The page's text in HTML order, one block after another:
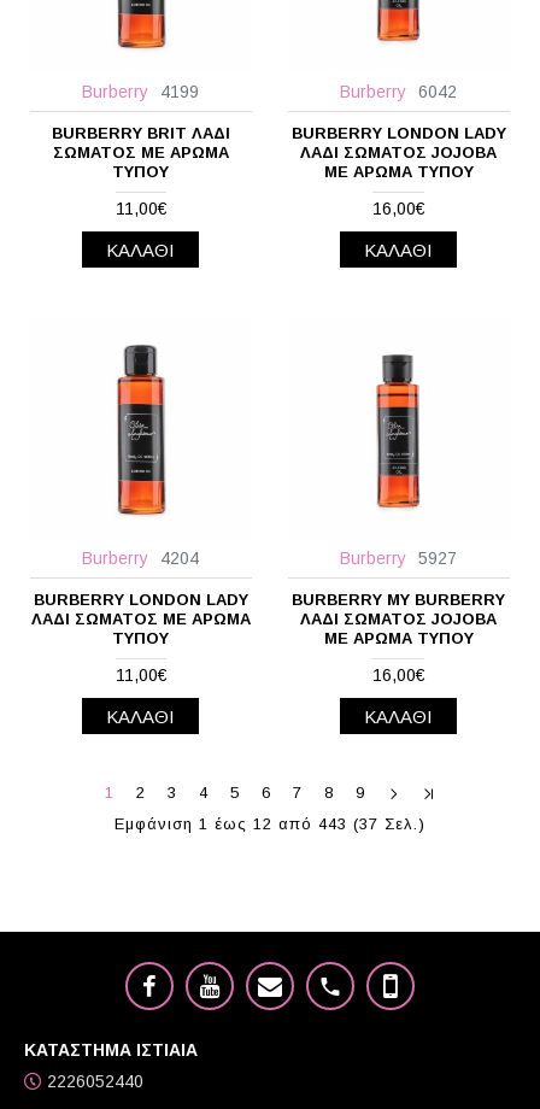
Burberry 4199
BURBERRY BRIT ΛΆΔΙ
ΣΏΜΑΤΟΣ ΜΕ ΆΡΩΜΑ
ΤΎΠΟΥ
11,00€
ΚΑΛΆΘΙ
Burberry 6042
BURBERRY LONDON LADY
ΛΆΔΙ ΣΏΜΑΤΟΣ JOJOBA
ΜΕ ΆΡΩΜΑ ΤΎΠΟΥ
16,00€
ΚΑΛΆΘΙ
Burberry 4204
BURBERRY LONDON LADY
ΛΆΔΙ ΣΏΜΑΤΟΣ ΜΕ ΆΡΩΜΑ
ΤΎΠΟΥ
11,00€
ΚΑΛΆΘΙ
Burberry 5927
BURBERRY MY BURBERRY
ΛΆΔΙ ΣΏΜΑΤΟΣ JOJOBA
ΜΕ ΆΡΩΜΑ ΤΎΠΟΥ
16,00€
ΚΑΛΆΘΙ
1 2 3 4 5 6 7 8
9
Εμφάνιση 1 έως 12 από 443 (37 Σελ.)
ΚΑΤΑΣΤΗΜΑ ΙΣΤΙΑΙΑ
2226052440